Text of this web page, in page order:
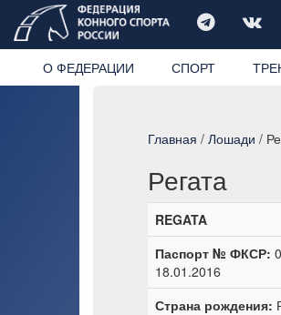
О ФЕДЕРАЦИИ СПОРТ
Главная / Лошади /
Регата
REGATA
Паспорт № ФКСР:
18.01.2016
Страна рождения: